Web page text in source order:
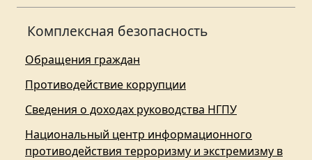
Комплексная безопасность
Обращения граждан
Противодействие коррупции
Сведения о доходах руководства НГПУ
Национальный центр информационного
противодействия терроризму и экстремизму в